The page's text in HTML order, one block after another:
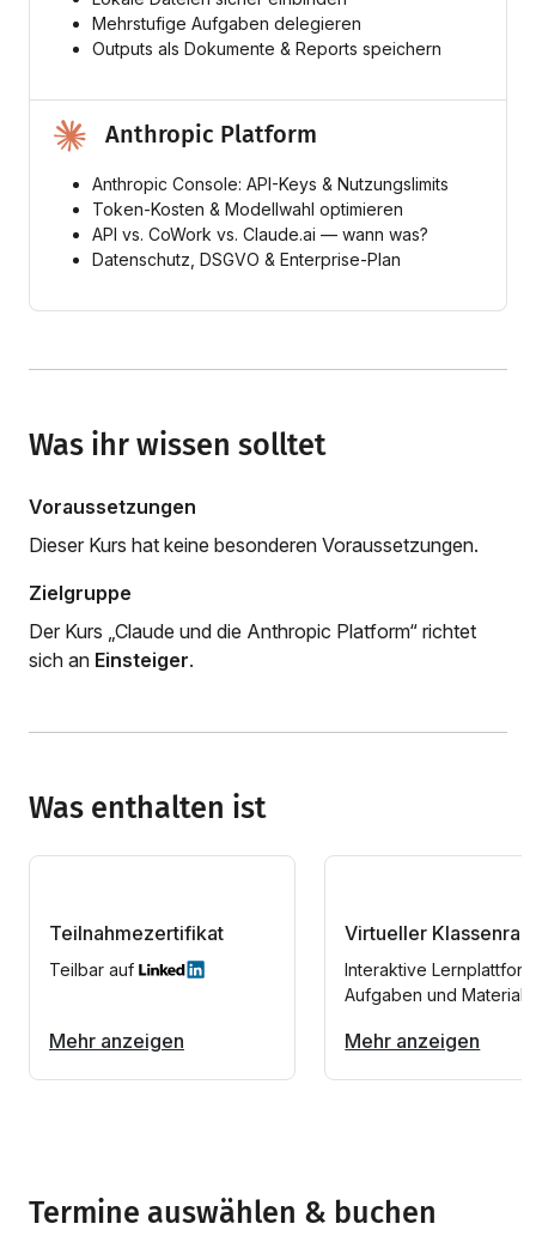
Mehrstufige Aufgaben delegieren
Outputs als Dokumente & Reports speichern
Anthropic Platform
Anthropic Console: API-Keys & Nutzungslimits
Token-Kosten & Modellwahl optimieren
API vs. CoWork vs. Claude.ai — wann was?
Datenschutz, DSGVO & Enterprise-Plan
Was ihr wissen solltet
Voraussetzungen
Dieser Kurs hat keine besonderen Voraussetzungen.
Zielgruppe
Der Kurs „Claude und die Anthropic Platform“ richtet
sich an Einsteiger.
Was enthalten ist
Teilnahmezertifikat
Teilbar auf
Mehr anzeigen
Virtueller
Interaktive
Aufgaben und
Mehr anzeigen
Termine auswählen & buchen